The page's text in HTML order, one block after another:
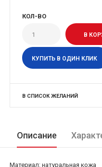
КОЛ-ВО
КУПИТЬ В ОДИН КЛИК
В СПИСОК ЖЕЛАНИЙ
Описание
Материал: натуральная кожа